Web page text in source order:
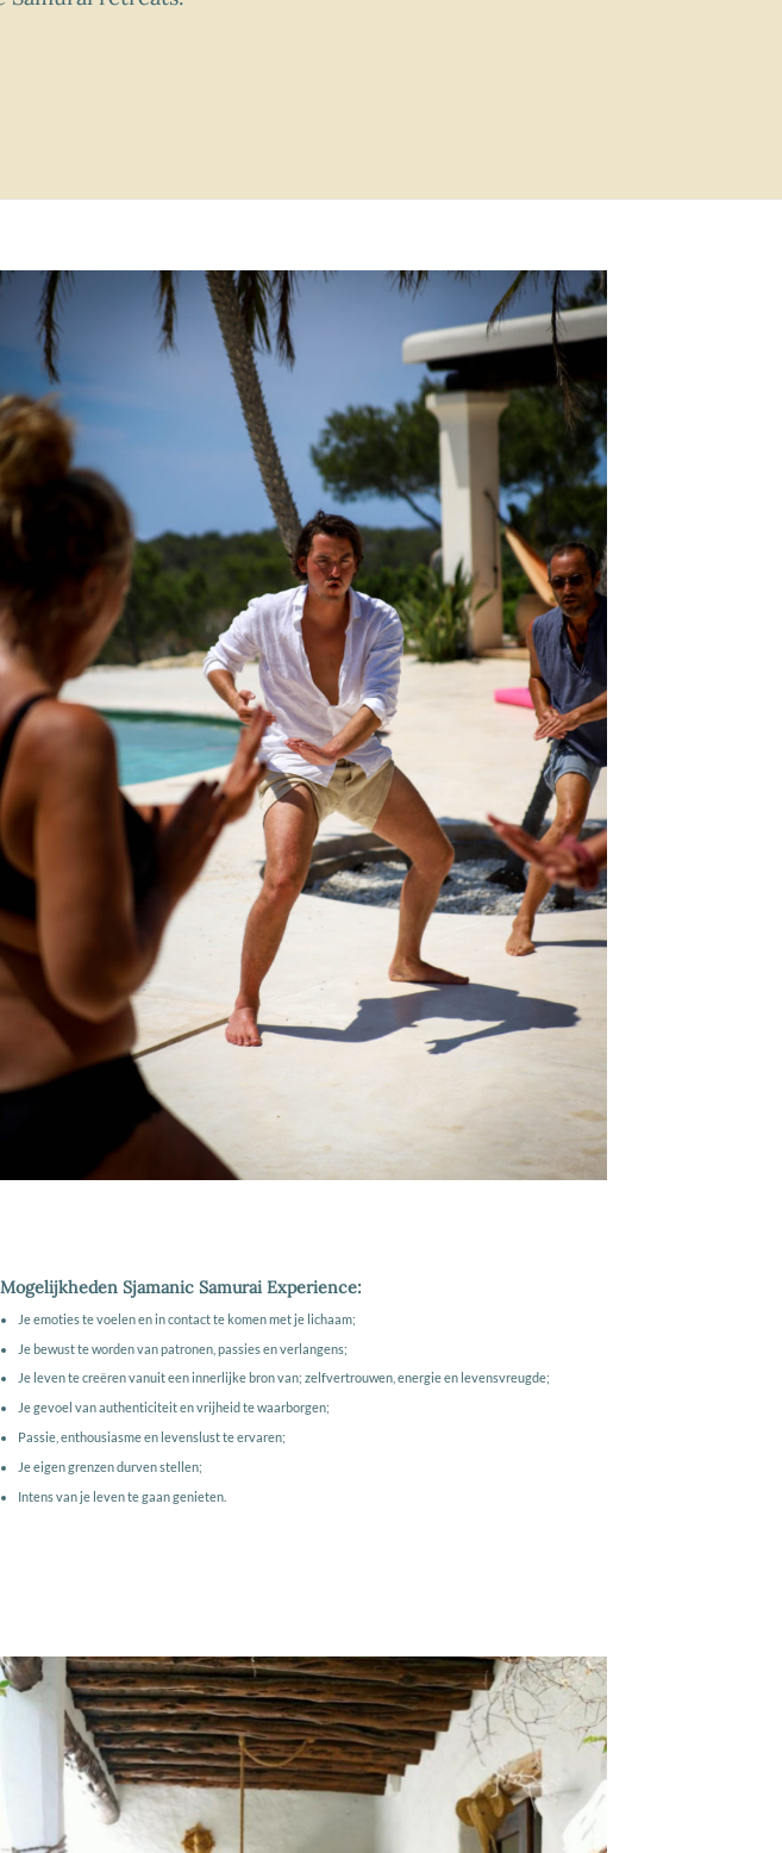
Mogelijkheden Sjamanic Samurai Experience:
Je emoties te voelen en in contact te komen met je lichaam;
Je bewust te worden van patronen, passies en verlangens;
Je leven te creëren vanuit een innerlijke bron van; zelfvertrouwen, energie en levensvreugde;
Je gevoel van authenticiteit en vrijheid te waarborgen;
Passie, enthousiasme en levenslust te ervaren;
Je eigen grenzen durven stellen;
Intens van je leven te gaan genieten.